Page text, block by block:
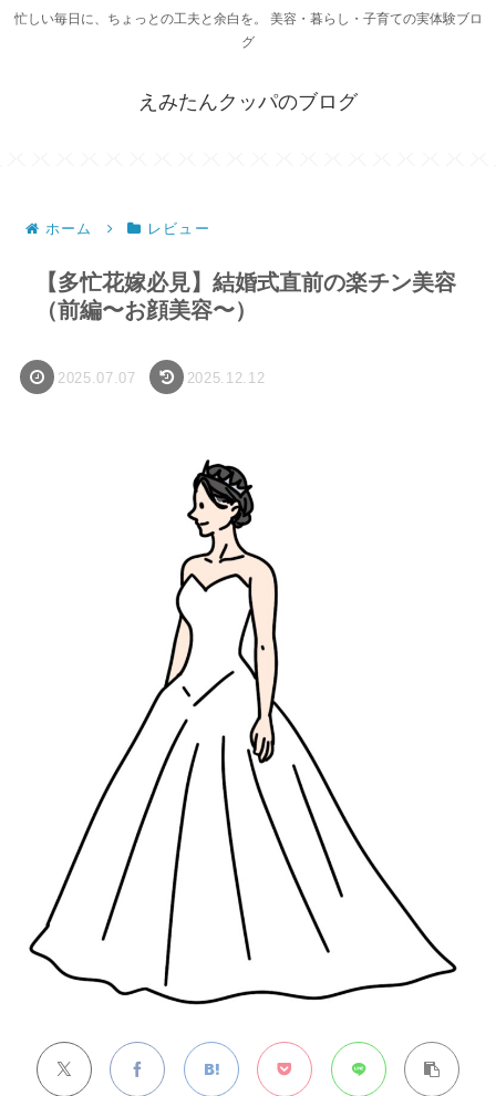
忙しい毎日に、ちょっとの工夫と余白を。 美容・暮らし・子育ての実体験ブロ
グ
えみたんクッパのブログ
ホーム レビュー
【多忙花嫁必見】結婚式直前の楽チン美容
（前編〜お顔美容〜）
2025.07.07 2025.12.12